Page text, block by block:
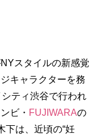
スタイルの新感覚
キャラクターを務
ティ渋谷で行われ
ビ・ FUJIWARAの
下は、近頃の“妊